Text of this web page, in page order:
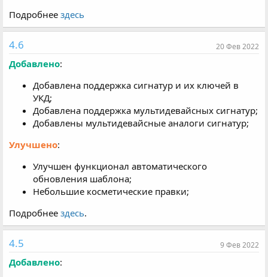
Подробнее здесь
4.6 20 Фев 2022
Добавлено:
Добавлена поддержка сигнатур и их ключей в
УКД;
Добавлена поддержка мультидевайсных сигнатур;
Добавлены мультидевайсные аналоги сигнатур;
Улучшено:
Улучшен функционал автоматического
обновления шаблона;
Небольшие косметические правки;
Подробнее здесь.
4.5 9 Фев 2022
Добавлено: